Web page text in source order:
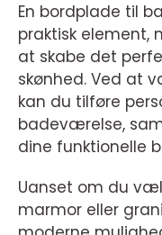
En bordplade til
praktisk element,
at skabe det
skønhed. Ved at
kan du tilføre
badeværelse,
dine funktionelle
Uanset om du
marmor eller